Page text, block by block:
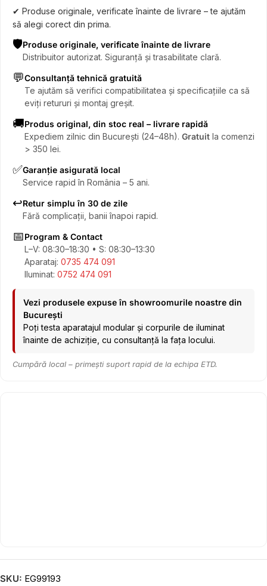
✔ Produse originale, verificate înainte de livrare – te ajutăm
să alegi corect din prima.
🛡️Produse originale, verificate înainte de livrare
Distribuitor autorizat. Siguranță și trasabilitate clară.
💬Consultanță tehnică gratuită
Te ajutăm să verifici compatibilitatea și specificațiile ca să
eviți retururi și montaj greșit.
🚚Produs original, din stoc real – livrare rapidă
Expediem zilnic din București (24–48h). Gratuit la comenzi
> 350 lei.
✅Garanție asigurată local
Service rapid în România – 5 ani.
↩️Retur simplu în 30 de zile
Fără complicații, banii înapoi rapid.
📅Program & Contact
L–V: 08:30–18:30 • S: 08:30–13:30
Aparataj: 0735 474 091
Iluminat: 0752 474 091
Vezi produsele expuse în showroomurile noastre din
București
Poți testa aparatajul modular și corpurile de iluminat
înainte de achiziție, cu consultanță la fața locului.
Cumpără local – primești suport rapid de la echipa ETD.
SKU: EG99193